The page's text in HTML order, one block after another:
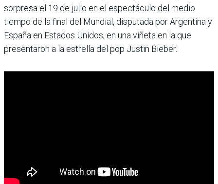
sorpresa el 19 de julio en el espectáculo del medio
tiempo de la final del Mundial, disputada por Argentina y
España en Estados Unidos, en una viñeta en la que
presentaron a la estrella del pop Justin Bieber.